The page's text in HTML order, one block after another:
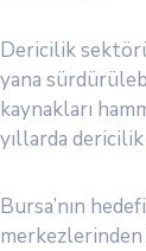
Dericilik
yana
kaynakları
yıllarda
Bursa’nın